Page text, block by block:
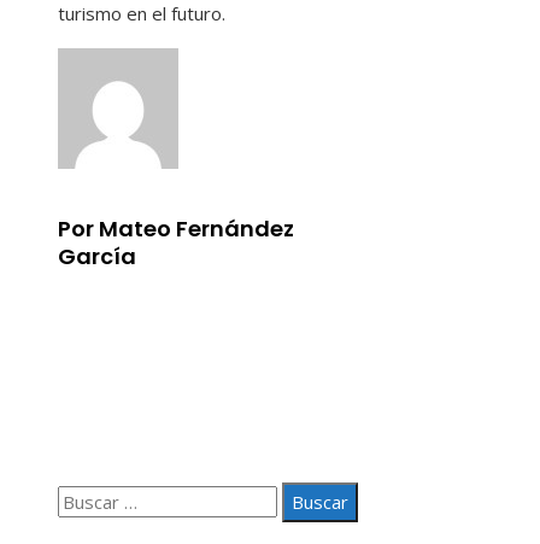
turismo en el futuro.
Por Mateo Fernández
García
Buscar: